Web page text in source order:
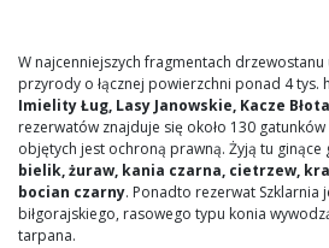
W najcenniejszych fragmentach
przyrody o łącznej powierzchni ponad 4 tys.
Imielity Ług, Lasy Janowskie, Kacze
rezerwatów znajduje się około 130
objętych jest ochroną prawną. Żyją tu ginące
bielik, żuraw, kania czarna, cietrzew,
bocian czarny. Ponadto rezerwat Szklarnia
biłgorajskiego, rasowego typu konia
tarpana.